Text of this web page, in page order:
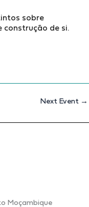
sobre
construção de si.
Next Event →
Moçambique